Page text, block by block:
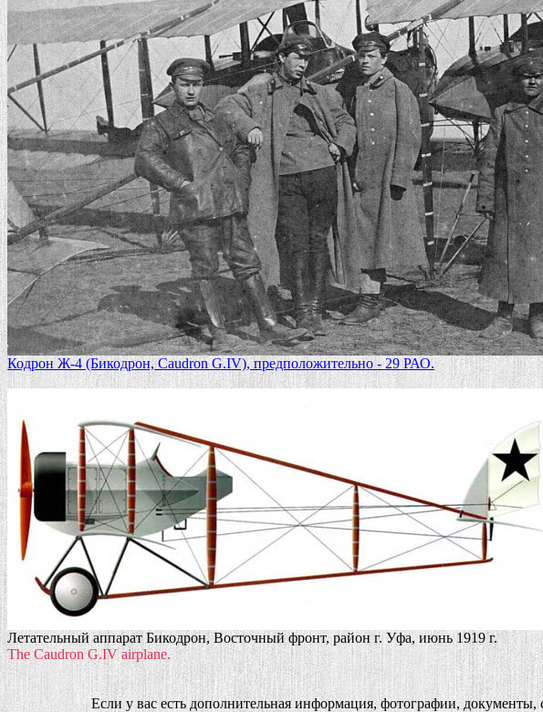
Кодрон Ж-4 (Бикодрон, Caudron G.IV), предположительно - 29 РАО.
Летательный аппарат Бикодрон, Восточный фронт, район г. Уфа, июнь 1919 г.
The Caudron G.IV airplane.
Если у вас есть дополнительная информация, фотографии,